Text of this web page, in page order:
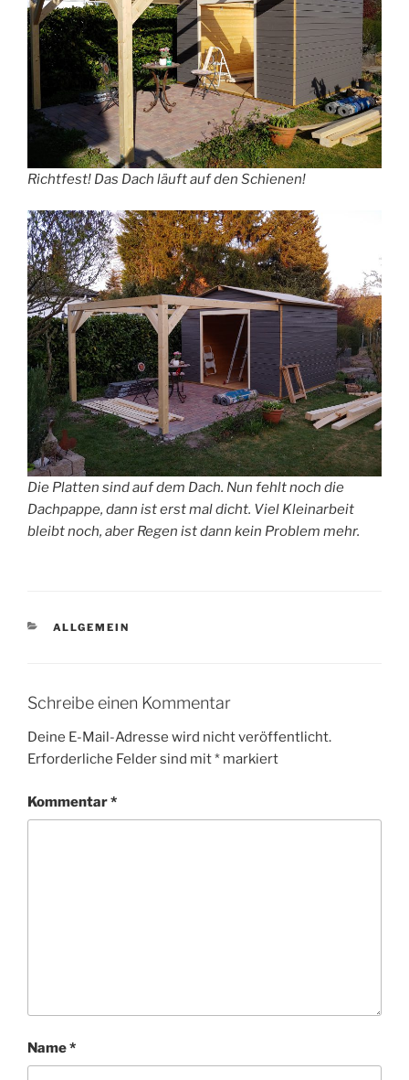
Richtfest! Das Dach läuft auf den Schienen!
Die Platten sind auf dem Dach. Nun fehlt noch die
Dachpappe, dann ist erst mal dicht. Viel Kleinarbeit
bleibt noch, aber Regen ist dann kein Problem mehr.
KATEGORIEN
ALLGEMEIN
Schreibe einen Kommentar
Deine E-Mail-Adresse wird nicht veröffentlicht.
Erforderliche Felder sind mit* markiert
Kommentar*
Name*